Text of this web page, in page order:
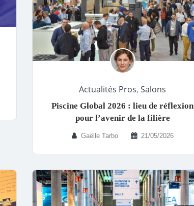
Actualités Pros, Salons
Piscine Global 2026 : lieu de réflexion
pour l’avenir de la filière
Gaëlle Tarbo 21/05/2026